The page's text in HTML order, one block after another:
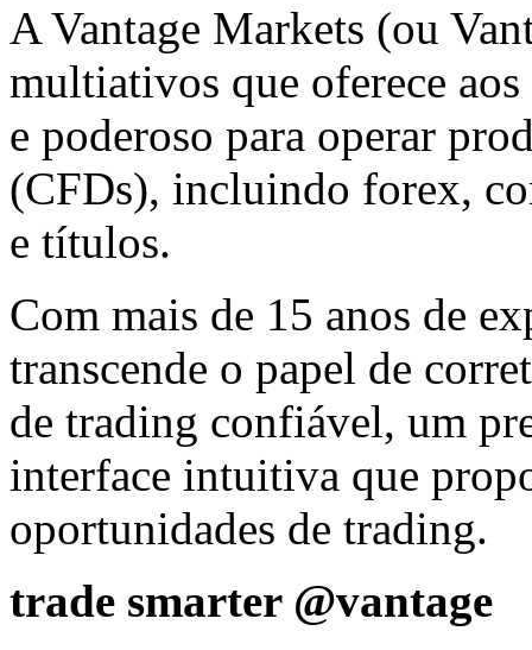
A Vantage Markets (ou
multiativos que oferece
e poderoso para operar
(CFDs), incluindo forex,
e títulos.
Com mais de 15 anos de
transcende o papel de
de trading confiável, um
interface intuitiva que
oportunidades de trading.
trade smarter @vantage